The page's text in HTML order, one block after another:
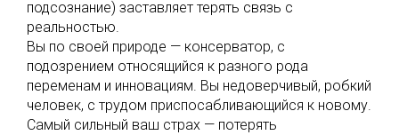
подсознание) заставляет терять связь с
реальностью.
Вы по своей природе — консерватор, с
подозрением относящийся к разного рода
переменам и инновациям. Вы недоверчивый, робкий
человек, с трудом приспосабливающийся к новому.
Самый сильный ваш страх — потерять